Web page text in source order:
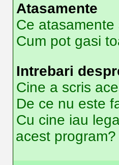
Atasamente
Ce
Cum pot gasi
Intrebari
Cine a scris
De ce nu este
Cu cine iau
acest program?